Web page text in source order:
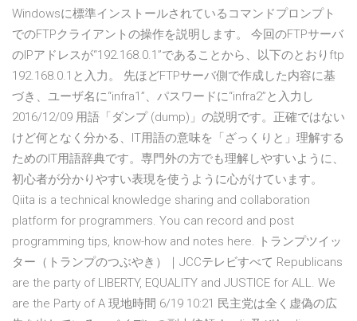
Windowsに標準インストールされているコマンドプロンプト
でのFTPクライアントの操作を説明します。 今回のFTPサーバ
のIPアドレスが“192.168.0.1”であることから、以下のとおりftp
192.168.0.1と入力。 先ほどFTPサーバ側で作成した内容に基
づき、ユーザ名に“infra1”、パスワードに“infra2”と入力し
2016/12/09 用語「ダンプ (dump)」の説明です。正確ではない
けど何となく分かる、IT用語の意味を「ざっくりと」理解する
ためのIT用語辞典です。専門外の方でも理解しやすいように、
初心者が分かりやすい表現を使うように心がけています。
Qiita is a technical knowledge sharing and collaboration
platform for programmers. You can record and post
programming tips, know-how and notes here. トランプツイッ
ター（トランプのつぶやき）｜JCCテレビすべて Republicans
are the party of LIBERTY, EQUALITY and JUSTICE for ALL. We
are the Party of A 現地時間 6/19 10:21 民主党は全く虚偽の広